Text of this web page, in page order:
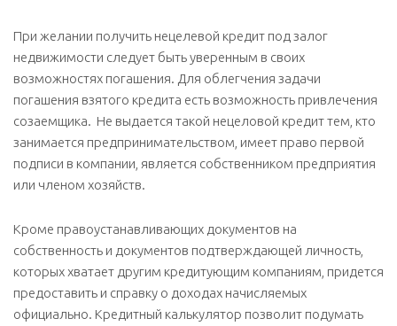
При желании получить нецелевой кредит под залог
недвижимости следует быть уверенным в своих
возможностях погашения. Для облегчения задачи
погашения взятого кредита есть возможность привлечения
созаемщика. Не выдается такой нецеловой кредит тем, кто
занимается предпринимательством, имеет право первой
подписи в компании, является собственником предприятия
или членом хозяйств.
Кроме правоустанавливающих документов на
собственность и документов подтверждающей личность,
которых хватает другим кредитующим компаниям, придется
предоставить и справку о доходах начисляемых
официально. Кредитный калькулятор позволит подумать